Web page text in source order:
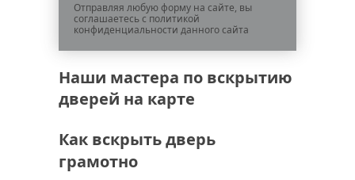
Отправляя любую форму на сайте, вы
соглашаетесь с политикой
конфиденциальности данного сайта
Наши мастера по вскрытию
дверей на карте
Как вскрыть дверь
грамотно